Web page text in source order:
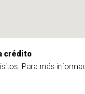
crédito
Para más